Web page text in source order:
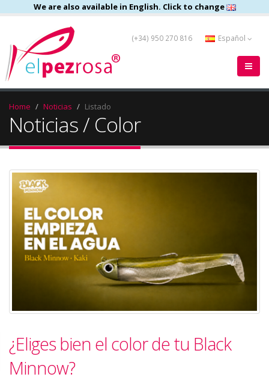
We are also available in English. Click to change
(+34) 950 270 816 Español
Home Noticias Listado
Noticias / Color
¿Eliges bien el color de tu Black
Minnow?